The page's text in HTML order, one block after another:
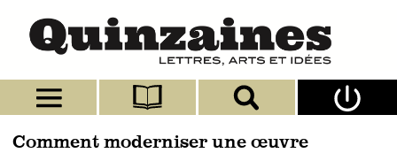
Comment moderniser une œuvre